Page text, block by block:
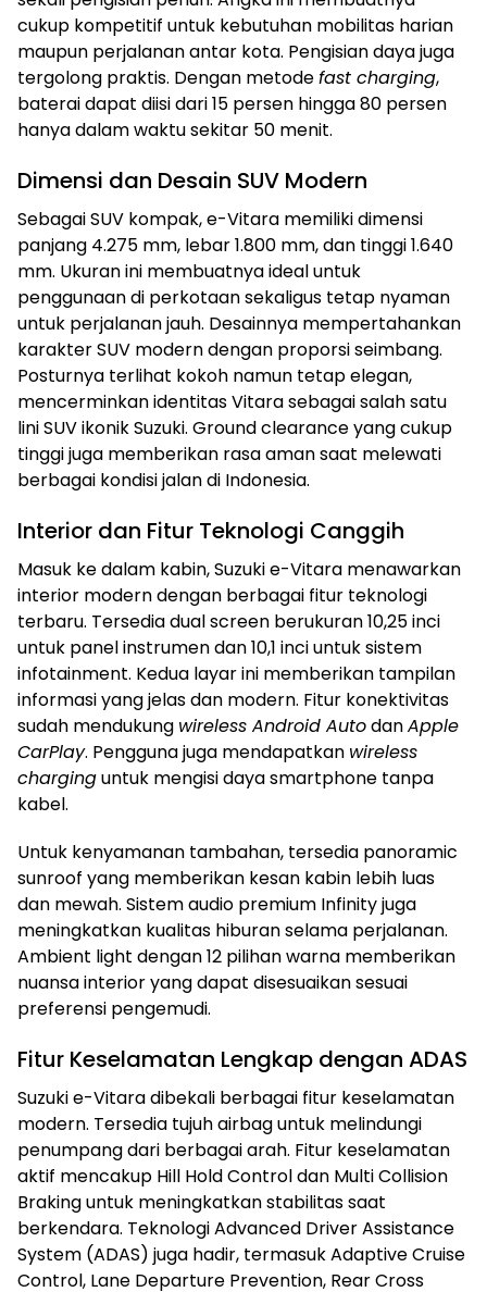
cukup kompetitif untuk kebutuhan mobilitas harian
maupun perjalanan antar kota. Pengisian daya juga
tergolong praktis. Dengan metodefast charging,
baterai dapat diisi dari 15 persen hingga 80 persen
hanya dalam waktu sekitar 50 menit.
Dimensi dan Desain SUV Modern
Sebagai SUV kompak, e-Vitara memiliki dimensi
panjang 4.275 mm, lebar 1.800 mm, dan tinggi 1.640
mm. Ukuran ini membuatnya ideal untuk
penggunaan di perkotaan sekaligus tetap nyaman
untuk perjalanan jauh. Desainnya mempertahankan
karakter SUV modern dengan proporsi seimbang.
Posturnya terlihat kokoh namun tetap elegan,
mencerminkan identitas Vitara sebagai salah satu
lini SUV ikonik Suzuki. Ground clearance yang cukup
tinggi juga memberikan rasa aman saat melewati
berbagai kondisi jalan di Indonesia.
Interior dan Fitur Teknologi Canggih
Masuk ke dalam kabin, Suzuki e-Vitara menawarkan
interior modern dengan berbagai fitur teknologi
terbaru. Tersedia dual screen berukuran 10,25 inci
untuk panel instrumen dan 10,1 inci untuk sistem
infotainment. Kedua layar ini memberikan tampilan
informasi yang jelas dan modern. Fitur konektivitas
sudah mendukung wireless Android AutodanApple
CarPlay. Pengguna juga mendapatkan wireless
charginguntuk mengisi daya smartphone tanpa
kabel.
Untuk kenyamanan tambahan, tersedia panoramic
sunroof yang memberikan kesan kabin lebih luas
dan mewah. Sistem audio premium Infinity juga
meningkatkan kualitas hiburan selama perjalanan.
Ambient light dengan 12 pilihan warna memberikan
nuansa interior yang dapat disesuaikan sesuai
preferensi pengemudi.
Fitur Keselamatan Lengkap dengan ADAS
Suzuki e-Vitara dibekali berbagai fitur keselamatan
modern. Tersedia tujuh airbag untuk melindungi
penumpang dari berbagai arah. Fitur keselamatan
aktif mencakup Hill Hold Control dan Multi Collision
Braking untuk meningkatkan stabilitas saat
berkendara. Teknologi Advanced Driver Assistance
System (ADAS) juga hadir, termasuk Adaptive Cruise
Control, Lane Departure Prevention, Rear Cross